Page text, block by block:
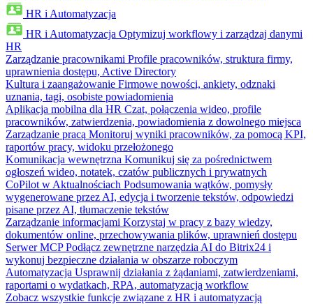
HR i Automatyzacja
HR i Automatyzacja Optymizuj workflowy i zarządzaj danymi
HR
Zarządzanie pracownikami Profile pracowników, struktura firmy,
uprawnienia dostępu, Active Directory
Kultura i zaangażowanie Firmowe nowości, ankiety, odznaki
uznania, tagi, osobiste powiadomienia
Aplikacja mobilna dla HR Czat, połączenia wideo, profile
pracowników, zatwierdzenia, powiadomienia z dowolnego miejsca
Zarządzanie pracą Monitoruj wyniki pracowników, za pomocą KPI,
raportów pracy, widoku przełożonego
Komunikacja wewnętrzna Komunikuj się za pośrednictwem
ogłoszeń wideo, notatek, czatów publicznych i prywatnych
CoPilot w Aktualnościach Podsumowania wątków, pomysły
wygenerowane przez AI, edycja i tworzenie tekstów, odpowiedzi
pisane przez AI, tłumaczenie tekstów
Zarządzanie informacjami Korzystaj w pracy z bazy wiedzy,
dokumentów online, przechowywania plików, uprawnień dostępu
Serwer MCP Podłącz zewnętrzne narzędzia AI do Bitrix24 i
wykonuj bezpieczne działania w obszarze roboczym
Automatyzacja Usprawnij działania z żądaniami, zatwierdzeniami,
raportami o wydatkach, RPA, automatyzacją workflow
Zobacz wszystkie funkcje związane z HR i automatyzacją